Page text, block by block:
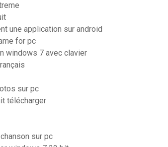
une application sur android
for pc
windows 7 avec clavier
sur pc
télécharger
sur pc